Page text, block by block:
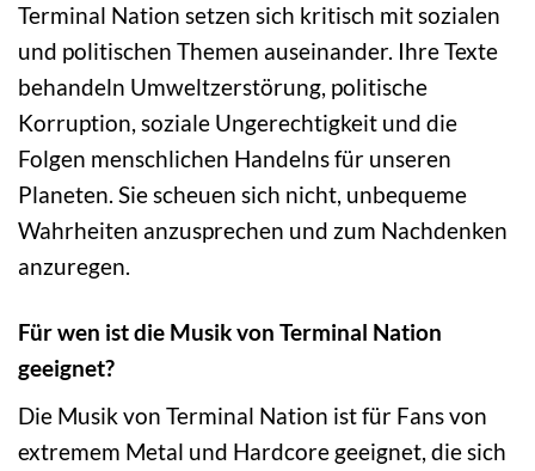
Terminal Nation setzen sich kritisch mit sozialen
und politischen Themen auseinander. Ihre Texte
behandeln Umweltzerstörung, politische
Korruption, soziale Ungerechtigkeit und die
Folgen menschlichen Handelns für unseren
Planeten. Sie scheuen sich nicht, unbequeme
Wahrheiten anzusprechen und zum Nachdenken
anzuregen.
Für wen ist die Musik von Terminal Nation
geeignet?
Die Musik von Terminal Nation ist für Fans von
extremem Metal und Hardcore geeignet, die sich